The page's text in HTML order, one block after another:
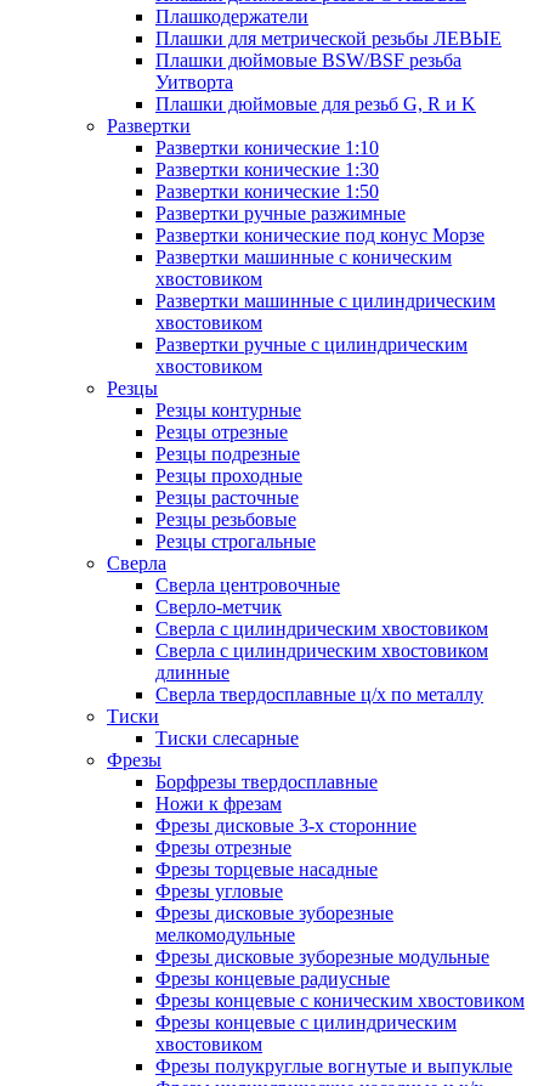
Плашкодержатели
Плашки для метрической резьбы ЛЕВЫЕ
Плашки дюймовые BSW/BSF резьба
Уитворта
Плашки дюймовые для резьб G, R и K
Развертки
Развертки конические 1:10
Развертки конические 1:30
Развертки конические 1:50
Развертки ручные разжимные
Развертки конические под конус Морзе
Развертки машинные с коническим
хвостовиком
Развертки машинные с цилиндрическим
хвостовиком
Развертки ручные с цилиндрическим
хвостовиком
Резцы
Резцы контурные
Резцы отрезные
Резцы подрезные
Резцы проходные
Резцы расточные
Резцы резьбовые
Резцы строгальные
Сверла
Сверла центровочные
Сверло-метчик
Сверла с цилиндрическим хвостовиком
Сверла с цилиндрическим хвостовиком
длинные
Сверла твердосплавные ц/х по металлу
Тиски
Тиски слесарные
Фрезы
Борфрезы твердосплавные
Ножи к фрезам
Фрезы дисковые 3-х сторонние
Фрезы отрезные
Фрезы торцевые насадные
Фрезы угловые
Фрезы дисковые зуборезные
мелкомодульные
Фрезы дисковые зуборезные модульные
Фрезы концевые радиусные
Фрезы концевые с коническим хвостовиком
Фрезы концевые с цилиндрическим
хвостовиком
Фрезы полукруглые вогнутые и выпуклые